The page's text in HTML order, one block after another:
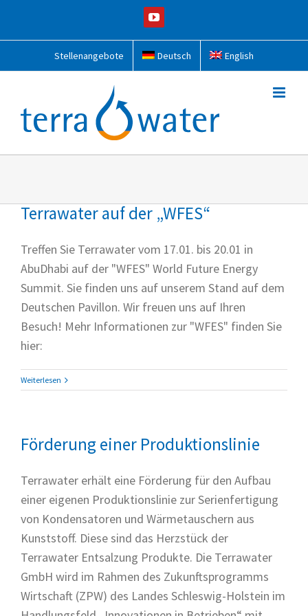
YouTube
Stellenangebote Deutsch English
Terrawater auf der „WFES“
Treffen Sie Terrawater vom 17.01. bis 20.01 in
AbuDhabi auf der "WFES" World Future Energy
Summit. Sie finden uns auf unserem Stand auf dem
Deutschen Pavillon. Wir freuen uns auf Ihren
Besuch! Mehr Informationen zur "WFES" finden Sie
hier:
Weiterlesen
Förderung einer Produktionslinie
Terrawater erhält eine Förderung für den Aufbau
einer eigenen Produktionslinie zur Serienfertigung
von Kondensatoren und Wärmetauschern aus
Kunststoff. Diese sind das Herzstück der
Terrawater Entsalzung Produkte. Die Terrawater
GmbH wird im Rahmen des Zukunftsprogramms
Wirtschaft (ZPW) des Landes Schleswig-Holstein im